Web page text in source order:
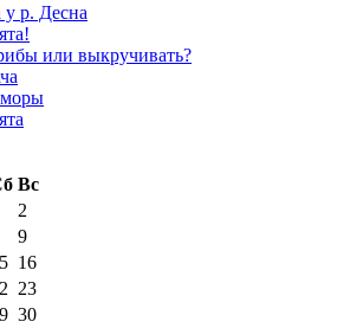
у р. Десна
или выкручивать?
Вс
2
9
16
23
30